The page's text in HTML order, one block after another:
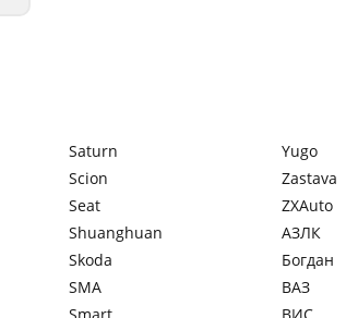
Saturn
Scion
Seat
Shuanghuan
Skoda
SMA
Yugo
Zastava
ZXAuto
АЗЛК
Богдан
ВАЗ